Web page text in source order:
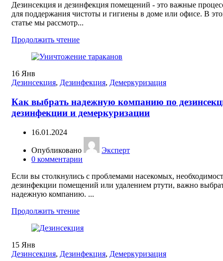
Дезинсекция и дезинфекция помещений - это важные
для поддержания чистоты и гигиены в доме или офисе. В
статье мы рассмотр...
Продолжить чтение
16 Янв
Дезинсекция, Дезинфекция, Демеркуризация
Как выбрать надежную компанию по
дезинфекции и демеркуризации
16.01.2024
Опубликовано
Эксперт
0 комментарии
Если вы столкнулись с проблемами насекомых,
дезинфекции помещений или удалением ртути, важно
надежную компанию. ...
Продолжить чтение
15 Янв
Дезинсекция, Дезинфекция, Демеркуризация